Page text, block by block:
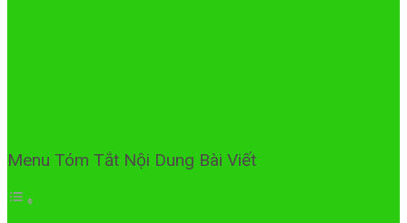
Menu Tóm Tắt Nội Dung Bài Viết